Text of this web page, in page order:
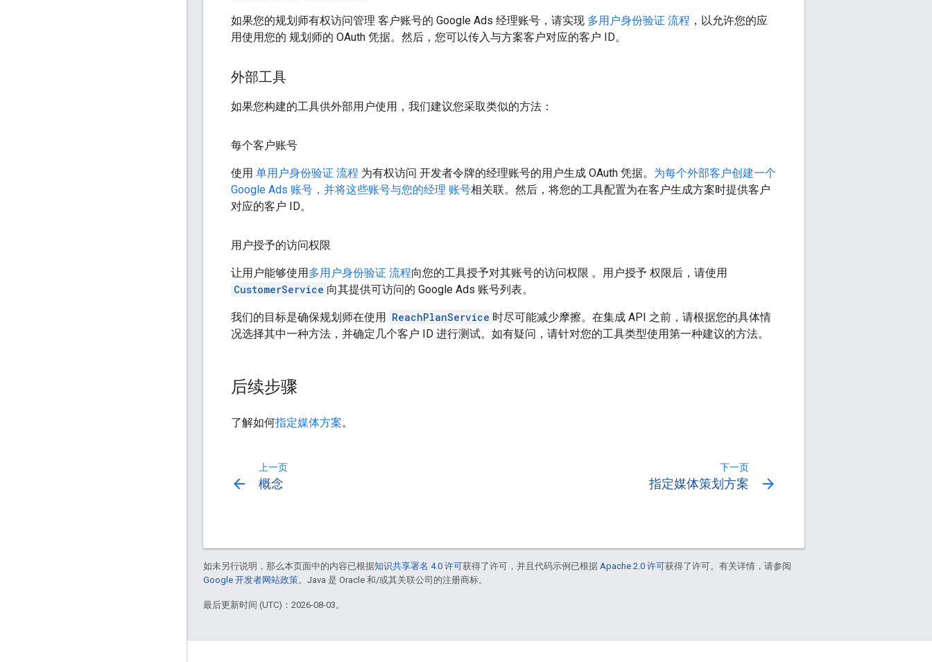
如果您的规划师有权访问管理 客户账号的 Google Ads 经理账号，请实现 多用户身份验证 流程 ，以允许您的应
用使用您的 规划师的 OAuth 凭据。然后，您可以传入与方案客户对应的客户 ID。
外部工具
如果您构建的工具供外部用户使用，我们建议您采取类似的方法：
每个客户账号
使用 单用户身份验证 流程 为有权访问 开发者令牌的经理账号的用户生成 OAuth 凭据。 为每个外部客户创建一个
Google Ads 账号，并将这些账号与您的经理 账号相关联。然后，将您的工具配置为在客户生成方案时提供客户
对应的客户 ID。
用户授予的访问权限
让用户能够使用多用户身份验证 流程向您的工具授予对其账号的访问权限 。用户授予 权限后，请使用
CustomerService 向其提供可访问的 Google Ads 账号列表。
我们的目标是确保规划师在使用 ReachPlanService 时尽可能减少摩擦。在集成 API 之前，请根据您的具体情
况选择其中一种方法，并确定几个客户 ID 进行测试。如有疑问，请针对您的工具类型使用第一种建议的方法。
后续步骤
了解如何指定媒体方案。
上一页
arrow_back 概念
下一页
指定媒体策划方案 arrow_forward
如未另行说明，那么本页面中的内容已根据知识共享署名 4.0 许可获得了许可，并且代码示例已根据 Apache 2.0 许可获得了许可。有关详情，请参阅
Google 开发者网站政策。Java 是 Oracle 和/或其关联公司的注册商标。
最后更新时间 (UTC)：2026-08-03。